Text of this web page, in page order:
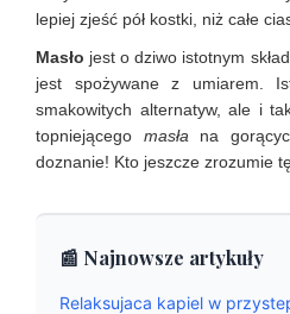
lepiej zjeść pół kostki, niż całe
Masło jest o dziwo istotnym
jest spożywane z umiarem.
smakowitych alternatyw, ale i
topniejącego masła na
doznanie! Kto jeszcze zrozumie
📰 Najnowsze artykuły
Relaksujaca kapiel w